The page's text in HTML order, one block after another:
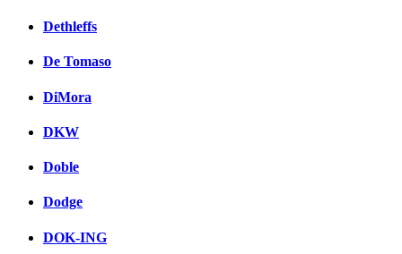
Dethleffs
De Tomaso
DiMora
DKW
Doble
Dodge
DOK-ING